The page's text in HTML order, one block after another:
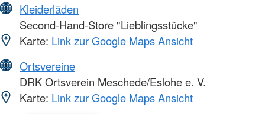
Kleiderläden
Second-Hand-Store "Lieblingsstücke"
Karte: Link zur Google Maps Ansicht
Ortsvereine
DRK Ortsverein Meschede/Eslohe e. V.
Karte: Link zur Google Maps Ansicht